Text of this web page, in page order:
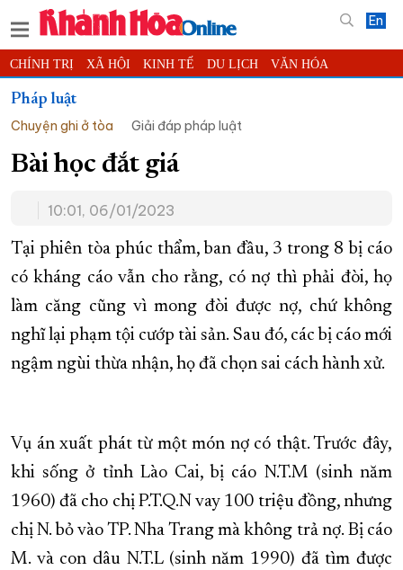
En
CHÍNH TRỊ XÃ HỘI KINH TẾ DU LỊCH VĂN HÓA
THỂ THAO
KHOA HỌC - CÔNG NGHỆ PHÁP LUẬT
THẾ GIỚI MULTIMEDIA VIDEO
QUY HOẠCH TỈNH KHÁNH HÒA
TRƯỜNG SA BIỂN ĐẢO QUÊ HƯƠNG
CHUNG TAY CẢI CÁCH HÀNH CHÍNH
XÂY DỰNG NÔNG THÔN MỚI LỊCH CẮT ĐIỆN
TÀU - XE - MÁY BAY
KỶ NIỆM 370 NĂM XÂY DỰNG VÀ PHÁT TRIỂN TỈNH KHÁNH HÒA
ĐẠI HỘI ĐẢNG CÁC CẤP TRANG CHỦ VỀ BÁO KHÁNH HÒA
Pháp luật
Chuyện ghi ở tòa
Giải đáp pháp luật
Bài học đắt giá
10:01, 06/01/2023
Tại phiên tòa phúc thẩm, ban đầu, 3 trong 8 bị cáo
có kháng cáo vẫn cho rằng, có nợ thì phải đòi, họ
làm căng cũng vì mong đòi được nợ, chứ không
nghĩ lại phạm tội cướp tài sản. Sau đó, các bị cáo mới
ngậm ngùi thừa nhận, họ đã chọn sai cách hành xử.
Vụ án xuất phát từ một món nợ có thật. Trước đây,
khi sống ở tỉnh Lào Cai, bị cáo N.T.M (sinh năm
1960) đã cho chị P.T.Q.N vay 100 triệu đồng, nhưng
chị N. bỏ vào TP. Nha Trang mà không trả nợ. Bị cáo
M. và con dâu N.T.L (sinh năm 1990) đã tìm được